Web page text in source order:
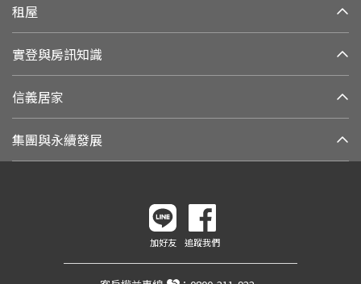
租屋
實登與房訊知識
信義居家
集團與永續發展
加好友 追蹤我們